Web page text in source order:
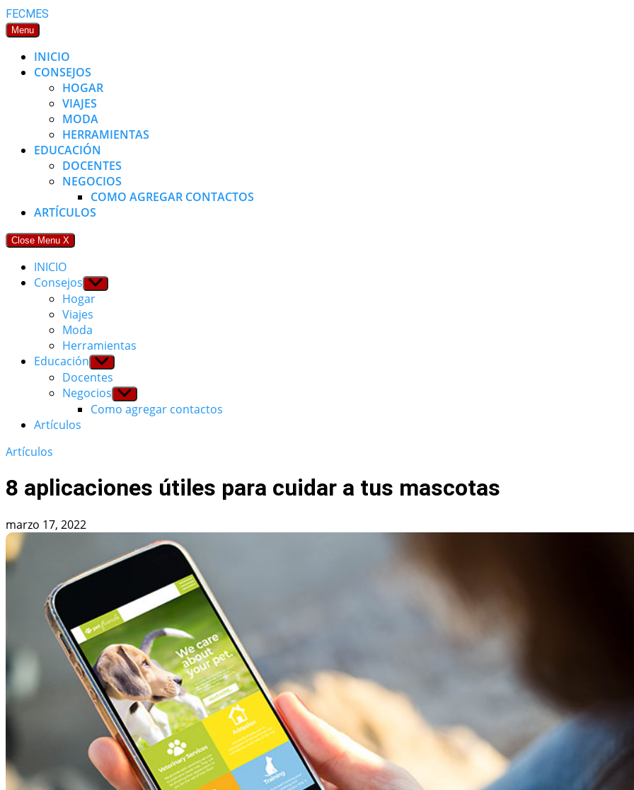
Skip
to
FECMES
Menu
INICIO
CONSEJOS
HOGAR
VIAJES
MODA
HERRAMIENTAS
EDUCACIÓN
DOCENTES
NEGOCIOS
COMO AGREGAR CONTACTOS
ARTÍCULOS
Close Menu X
INICIO
Consejos Show
sub
menu
Hogar
Viajes
Moda
Herramientas
Educación Show
sub
menu
Docentes
Negocios Show
sub
menu
Como agregar contactos
Artículos
Artículos
8 aplicaciones útiles para cuidar a tus mascotas
marzo 17, 2022